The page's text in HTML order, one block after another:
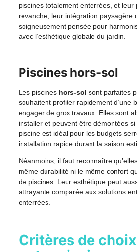
piscines totalement enterrées, et leur
revanche, leur intégration paysagère
soigneusement pensée pour
avec l’esthétique globale du jardin.
Piscines hors-sol
Les piscines hors-sol sont parfaites
souhaitent profiter rapidement d’une
engager de gros travaux. Elles sont
installer et peuvent être démontées
piscine est idéal pour les budgets
installation rapide durant la saison
Néanmoins, il faut reconnaître
même durabilité ni le même confort
de piscines. Leur esthétique peut
attrayante comparée aux solutions
enterrées.
Critères de